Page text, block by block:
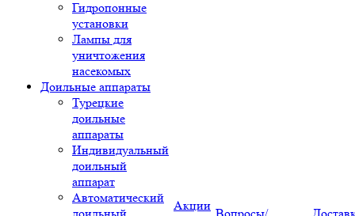
Гидропонные
установки
Лампы для
уничтожения
насекомых
Доильные аппараты
Турецкие
доильные
аппараты
Индивидуальный
доильный
аппарат
Автоматический
Акции